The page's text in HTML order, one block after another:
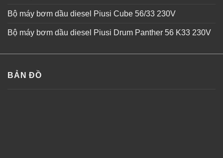
Bộ máy bơm dầu diesel Piusi Cube 56/33 230V
Bộ máy bơm dầu diesel Piusi Drum Panther 56 K33 230V
BẢN ĐỒ